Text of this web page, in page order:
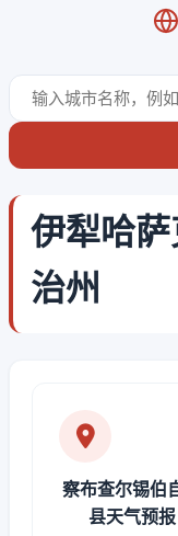
伊犁哈萨
治州
察布查尔锡伯
县天气预报